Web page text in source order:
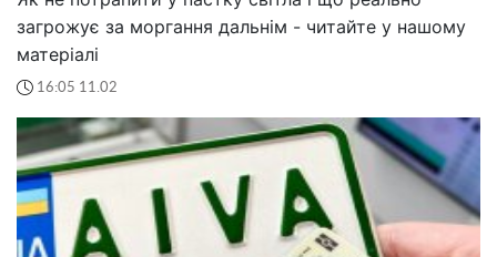
загрожує за моргання дальнім - читайте у нашому
матеріалі
16:05 11.02